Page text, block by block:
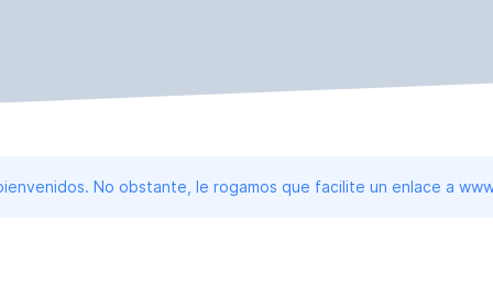
No obstante, le rogamos que facilite un enlace a